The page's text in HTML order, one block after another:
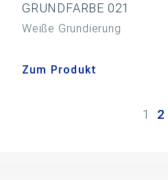
GRUNDFARBE 021
Weiße Grundierung
Zum Produkt
1 2